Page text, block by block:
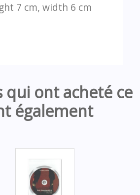
7 cm, width 6 cm
qui ont acheté ce
également